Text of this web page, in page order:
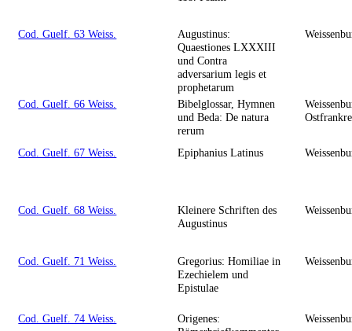
Cod. Guelf. 63 Weiss.
Augustinus:
Quaestiones LXXXIII
und Contra
adversarium legis et
prophetarum
Cod. Guelf. 66 Weiss.
Bibelglossar, Hymnen
und Beda: De natura
rerum
Cod. Guelf. 67 Weiss. Epiphanius Latinus
Cod. Guelf. 68 Weiss.
Kleinere Schriften des
Augustinus
Cod. Guelf. 71 Weiss.
Gregorius: Homiliae in
Ezechielem und
Epistulae
Cod. Guelf. 74 Weiss.
Origenes: